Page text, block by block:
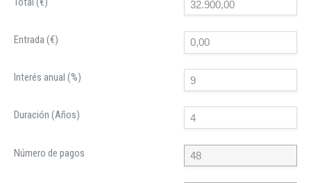
Entrada (€)
Interés anual (%)
Duración (Años)
Número de pagos